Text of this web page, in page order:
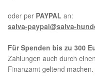
oder per PAYPAL an:
salva-paypal@salva-
Für Spenden bis zu 300
Zahlungen auch durch
Finanzamt geltend machen.